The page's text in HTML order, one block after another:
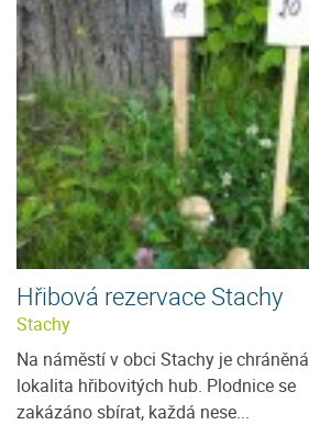
Hřibová rezervace Stachy
Stachy
Na náměstí v obci Stachy je chráněná
lokalita hřibovitých hub. Plodnice se
zakázáno sbírat, každá nese...